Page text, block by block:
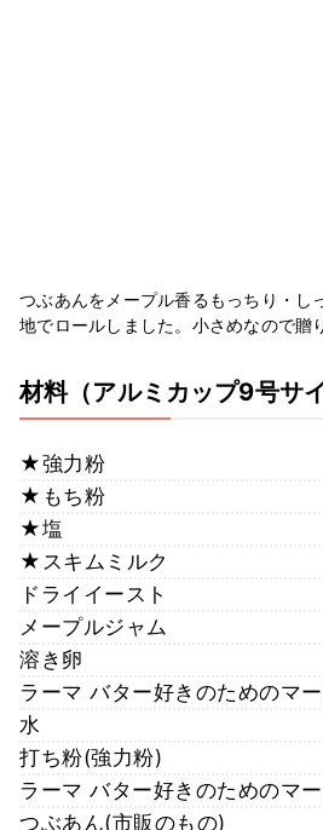
つぶあんをメープル香るもっちり・し
地でロールしました。小さめなので贈
材料（アルミカップ9号サ
★強力粉
★もち粉
★塩
★スキムミルク
ドライイースト
メープルジャム
溶き卵
ラーマ バター好きのためのマ
水
打ち粉(強力粉)
ラーマ バター好きのためのマ
つぶあん(市販のもの)